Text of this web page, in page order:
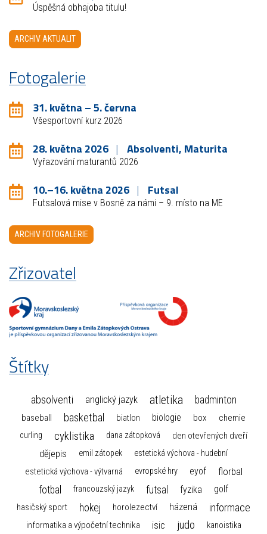
Úspěšná obhajoba titulu!
ARCHIV AKTUALIT
Fotogalerie
31. května – 5. června
Všesportovní kurz 2026
28. května 2026 Absolventi, Maturita
Vyřazování maturantů 2026
10.–16. května 2026 Futsal
Futsalová mise v Bosně za námi – 9. místo na ME
ARCHIV FOTOGALERIE
Zřizovatel
Štítky
absolventi anglický jazyk atletika badminton
baseball basketbal biatlon biologie box chemie
curling cyklistika dana zátopková den otevřených dveří
dějepis emil zátopek estetická výchova - hudební
estetická výchova - výtvarná evropské hry eyof florbal
fotbal francouzský jazyk futsal fyzika golf
hasičský sport hokej horolezectví házená informace
informatika a výpočetní technika isic judo
kanoistika